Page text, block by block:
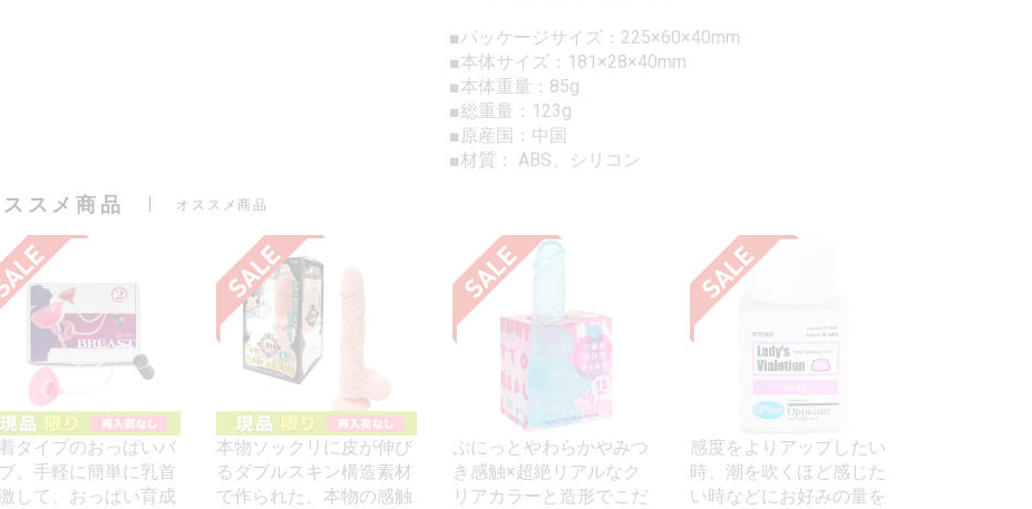
■パッケージサイズ：225×60×40mm
■本体サイズ：181×28×40mm
■本体重量：85g
■総重量：123g
■原産国：中国
■材質： ABS、シリコン
ススメ商品 オススメ商品
タイプのおっぱいバ
。手軽に簡単に乳首
して、おっぱい育成
本物ソックリに皮が伸び
るダブルスキン構造素材
で作られた、本物の感触
ぷにっとやわらかやみつ
き感触×超絶リアルなク
リアカラーと造形でこだ
感度をよりアップしたい
時、潮を吹くほど感じた
い時などにお好みの量を